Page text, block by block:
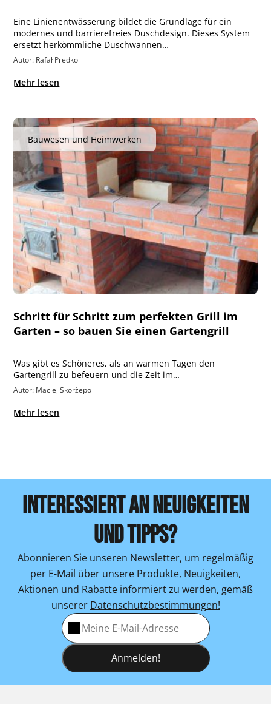
Eine Linienentwässerung bildet die Grundlage für ein
modernes und barrierefreies Duschdesign. Dieses System
ersetzt herkömmliche Duschwannen…
Autor: Rafał Predko
Mehr lesen
Bauwesen und Heimwerken
Schritt für Schritt zum perfekten Grill im
Garten – so bauen Sie einen Gartengrill
Was gibt es Schöneres, als an warmen Tagen den
Gartengrill zu befeuern und die Zeit im…
Autor: Maciej Skorżepo
Mehr lesen
INTERESSIERT AN NEUIGKEITEN
UND TIPPS?
Abonnieren Sie unseren Newsletter, um regelmäßig
per E-Mail über unsere Produkte, Neuigkeiten,
Aktionen und Rabatte informiert zu werden, gemäß
unserer Datenschutzbestimmungen!
Anmelden!